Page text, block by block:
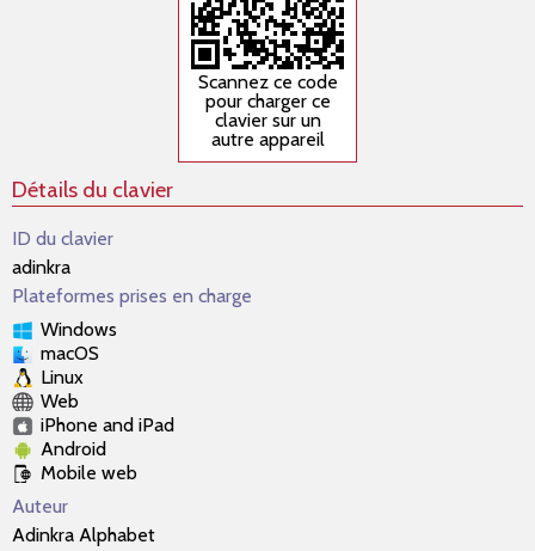
Scannez ce code
pour charger ce
clavier sur un
autre appareil
Détails du clavier
ID du clavier
adinkra
Plateformes prises en charge
Windows
macOS
Linux
Web
iPhone and iPad
Android
Mobile web
Auteur
Adinkra Alphabet